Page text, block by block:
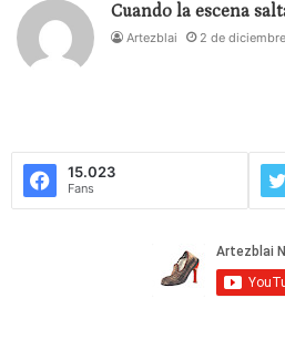
Cuando la escena
Artezblai 2 de
15.023
Fans